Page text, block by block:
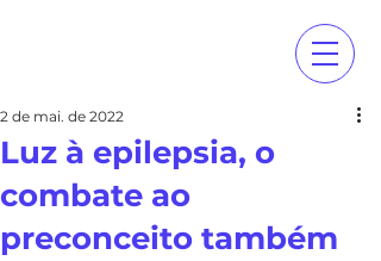
Luz à epilepsia, o
combate ao
preconceito também
2 de mai. de 2022